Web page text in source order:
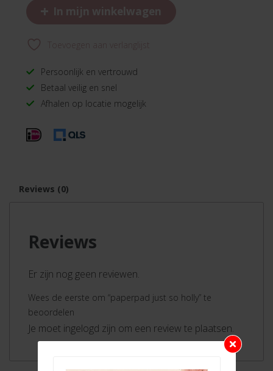
+ In mijn winkelwagen
Persoonlijk en vertrouwd
Betaal veilig en snel
Afhalen op locatie mogelijk
Reviews (0)
Reviews
Er zijn nog geen reviewen.
Wees de eerste om “paperpad just so holly” te
beoordelen
Je moet ingelogd zijn om een review te plaatsen.